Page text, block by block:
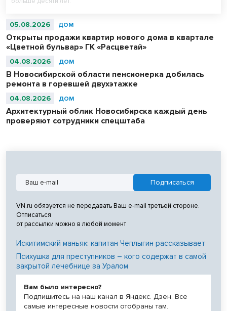
05.08.2026 ДОМ
Открыты продажи квартир нового дома в квартале
«Цветной бульвар» ГК «Расцветай»
04.08.2026 ДОМ
В Новосибирской области пенсионерка добилась
ремонта в горевшей двухэтажке
04.08.2026 ДОМ
Архитектурный облик Новосибирска каждый день
проверяют сотрудники спецштаба
VN.ru обязуется не передавать Ваш e-mail третьей стороне.
Отписаться
от рассылки можно в любой момент
Искитимский маньяк: капитан Чеплыгин рассказывает
Психушка для преступников – кого содержат в самой
закрытой лечебнице за Уралом
Вам было интересно?
Подпишитесь на наш канал в Яндекс. Дзен. Все
самые интересные новости отобраны там.